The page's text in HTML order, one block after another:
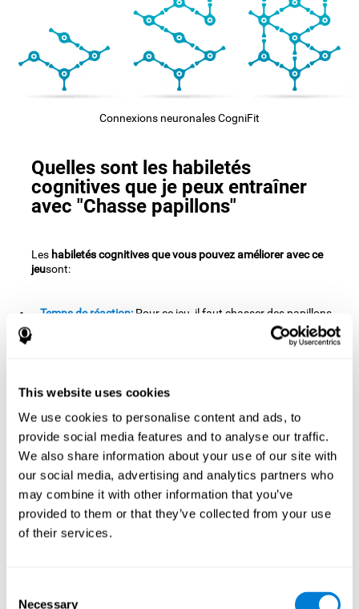
This website uses cookies
We use cookies to personalise content and ads, to
provide social media features and to analyse our traffic.
We also share information about your use of our site with
our social media, advertising and analytics partners who
may combine it with other information that you’ve
provided to them or that they’ve collected from your use
of their services.
Necessary
Connexions neuronales CogniFit
Quelles sont les habiletés
cognitives que je peux entraîner
avec "Chasse papillons"
Les habiletés cognitives que vous pouvez améliorer avec ce
jeusont:
Temps de réaction: Pour ce jeu, il faut chasser des papillons
avant que ces derniers disparaissent de l'écran, c'est
pourquoi il faut avoir de bons réflexes pour les attraper à
associées au temps de réaction. Améliorer cette habileté
cognitive nous permet d'être agiles et efficaces au moment
de répondre aux stimuli. Par exemple, lorsque nous sommes
en entretien et qu'on nous pose une question, une réponse
rapide est attendue.
Coordination oeil-main:
Ce jeu a été conçu pour qu'on doive
guider le personnage vers les objectifs tout en évitant les
obstacles. Avec cet exercice, nous stimulons notre
coordination oeil-main. Améliorer cette habileté cognitive